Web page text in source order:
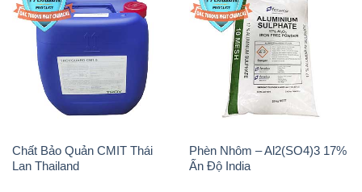
Chất Bảo Quản CMIT Thái
Lan Thailand
Phèn Nhôm – Al2(SO4)3 17%
Ấn Độ India